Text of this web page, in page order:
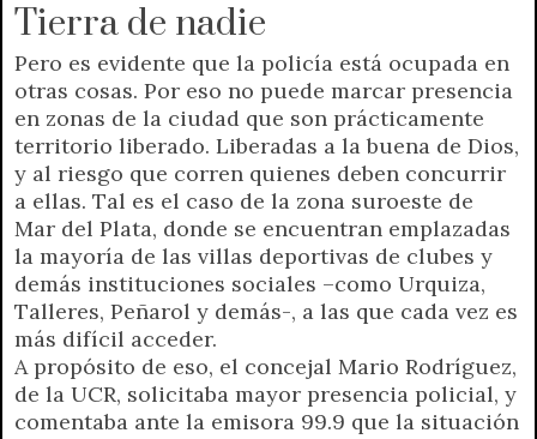
Tierra de nadie
Pero es evidente que la policía está ocupada en
otras cosas. Por eso no puede marcar presencia
en zonas de la ciudad que son prácticamente
territorio liberado. Liberadas a la buena de Dios,
y al riesgo que corren quienes deben concurrir
a ellas. Tal es el caso de la zona suroeste de
Mar del Plata, donde se encuentran emplazadas
la mayoría de las villas deportivas de clubes y
demás instituciones sociales –como Urquiza,
Talleres, Peñarol y demás-, a las que cada vez es
más difícil acceder.
A propósito de eso, el concejal Mario Rodríguez,
de la UCR, solicitaba mayor presencia policial, y
comentaba ante la emisora 99.9 que la situación